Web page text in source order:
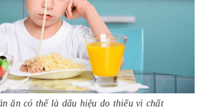
ăn có thể là dấu hiệu do thiếu vi chất